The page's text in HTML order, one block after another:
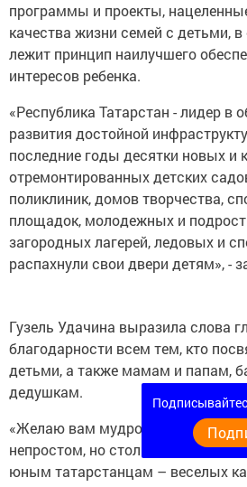
программы и проекты,
качества жизни семей с детьми,
лежит принцип наилучшего
интересов ребенка.
«Республика Татарстан - лидер в
развития достойной
последние годы десятки новых и
отремонтированных детских
поликлиник, домов творчества,
площадок, молодежных и
загородных лагерей, ледовых и
распахнули свои двери детям», -
Гузель Удачина выразила слова
благодарности всем тем, кто
детьми, а также мамам и папам,
дедушкам.
«Желаю вам мудрости, душевной
непростом, но столь благодатном
юным татарстанцам – веселых